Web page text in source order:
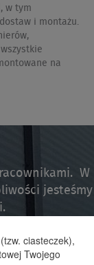
, w tym
i montażu.
na
W
jesteśmy
ciasteczek),
Twojego